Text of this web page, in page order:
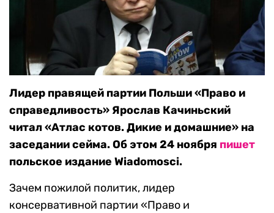
Лидер правящей партии Польши «Право и
справедливость» Ярослав Качиньский
читал «Атлас котов. Дикие и домашние» на
заседании сейма. Об этом 24 ноября пишет
польское издание Wiadomosci.
Зачем пожилой политик, лидер
консервативной партии «Право и